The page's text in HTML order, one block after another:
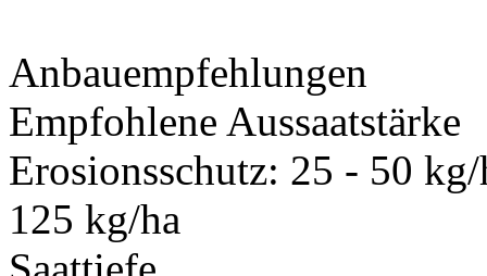
Anbauempfehlungen
Empfohlene Aussaatstärke
Erosionsschutz: 25 - 50
125 kg/ha